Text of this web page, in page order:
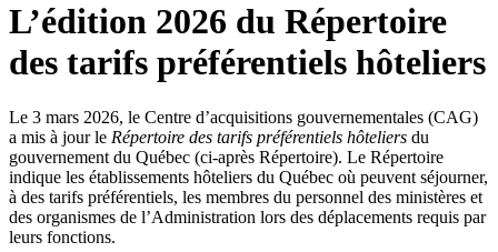
L’édition 2026 du Répertoire
des tarifs préférentiels hôteliers
Le 3 mars 2026, le Centre d’acquisitions gouvernementales (CAG)
a mis à jour le Répertoire des tarifs préférentiels hôteliers du
gouvernement du Québec (ci-après Répertoire). Le Répertoire
indique les établissements hôteliers du Québec où peuvent séjourner,
à des tarifs préférentiels, les membres du personnel des ministères et
des organismes de l’Administration lors des déplacements requis par
leurs fonctions.